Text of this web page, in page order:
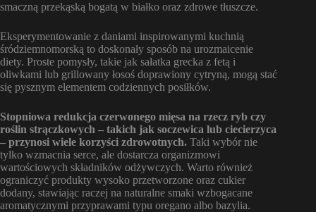
smaczną przekąską bogatą w białko oraz zdrowe tłuszcze.
Eksperymentowanie z daniami inspirowanymi kuchnią
śródziemnomorską to doskonały sposób na urozmaicenie
diety. Proste pomysły, takie jak sałatka grecka z fetą i
oliwkami lub grillowany łosoś doprawiony cytryną, mogą stać
się pysznym elementem codziennych posiłków.
Stopniowa redukcja czerwonego mięsa na rzecz ryb czy
roślin strączkowych – takich jak soczewica lub ciecierzyca
– przynosi wiele korzyści zdrowotnych. Taki wybór nie
tylko wzmacnia serce, ale dostarcza organizmowi
wartościowych składników odżywczych. Warto również
ograniczyć produkty wysoko przetworzone oraz cukier
dodany, stawiając raczej na naturalne smaki wzbogacane
aromatycznymi przyprawami typu oregano albo bazylia.